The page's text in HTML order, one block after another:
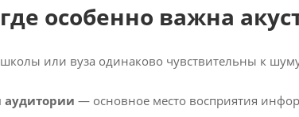
особенно важна
или вуза одинаково чувствительны к
аудитории — основное место восприятия